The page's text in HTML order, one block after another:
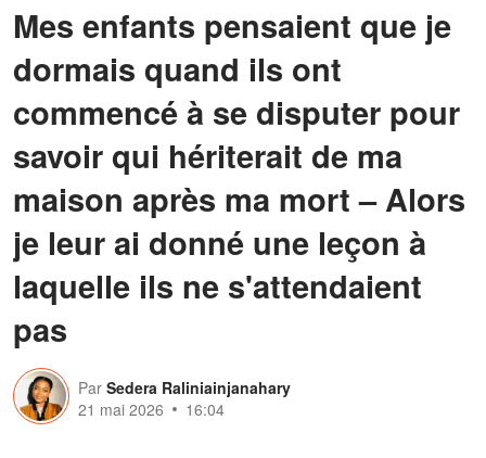
Mes enfants pensaient que je
dormais quand ils ont
commencé à se disputer pour
savoir qui hériterait de ma
maison après ma mort – Alors
je leur ai donné une leçon à
laquelle ils ne s'attendaient
pas
Par Sedera Raliniainjanahary
21 mai 2026
16:04